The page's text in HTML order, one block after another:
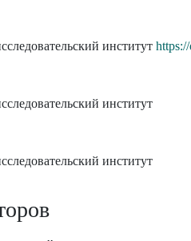
институт
институт
институт